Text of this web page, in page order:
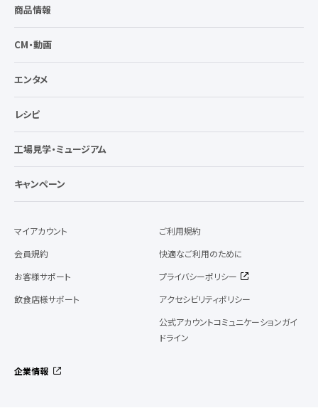
商品情報
CM・動画
エンタメ
レシピ
工場見学・ミュージアム
キャンペーン
マイアカウント
会員規約
お客様サポート
飲食店様サポート
ご利用規約
快適なご利用のために
プライバシーポリシー
アクセシビリティポリシー
公式アカウントコミュニケーションガイ
ドライン
企業情報